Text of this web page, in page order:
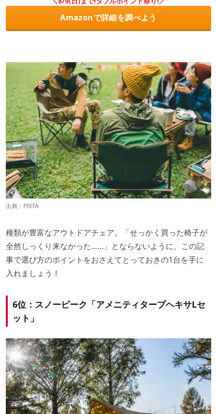
Amazonで詳細を調べよう
出典：PIXTA
種類が豊富なアウトドアチェア。「せっかく買った椅子が
全然しっくり来なかった……」とならないように、この記
事で選び方のポイントをおさえてとっておきの1台を手に
入れましょう！
6位：スノーピーク「アメニティタープヘキサLセ
ット」